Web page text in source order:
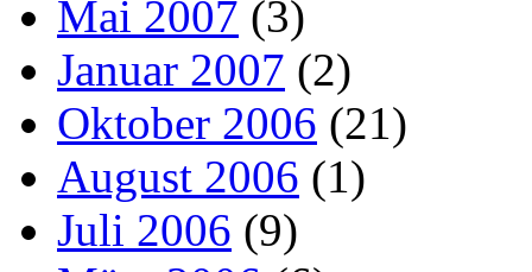
Mai 2007 (3)
Januar 2007 (2)
Oktober 2006 (21)
August 2006 (1)
Juli 2006 (9)